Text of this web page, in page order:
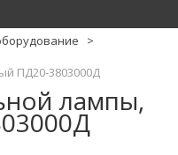
>
ПД20-3803000Д
лампы,